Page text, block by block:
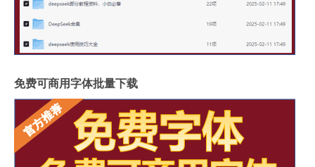
免费可商用字体批量下载